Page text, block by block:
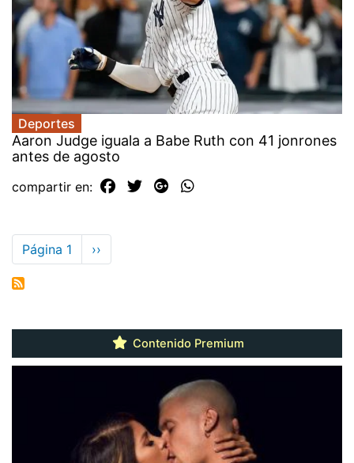
Deportes
Aaron Judge iguala a Babe Ruth con 41 jonrones
antes de agosto
compartir en:
Paginación
Página 1
Siguiente
página
››
Contenido Premium